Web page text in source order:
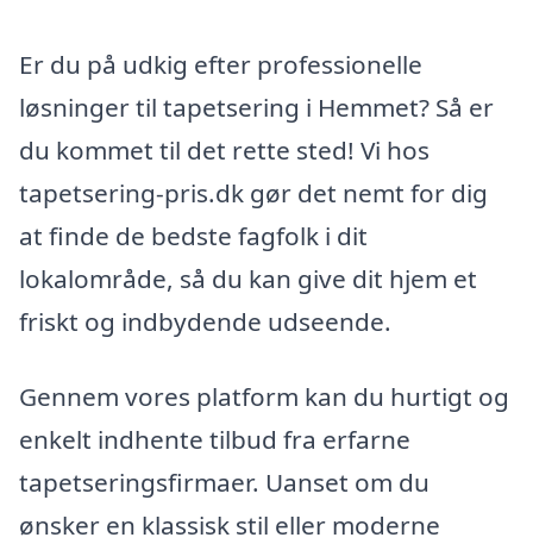
Er du på udkig efter professionelle
løsninger til tapetsering i Hemmet? Så er
du kommet til det rette sted! Vi hos
tapetsering-pris.dk gør det nemt for dig
at finde de bedste fagfolk i dit
lokalområde, så du kan give dit hjem et
friskt og indbydende udseende.
Gennem vores platform kan du hurtigt og
enkelt indhente tilbud fra erfarne
tapetseringsfirmaer. Uanset om du
ønsker en klassisk stil eller moderne